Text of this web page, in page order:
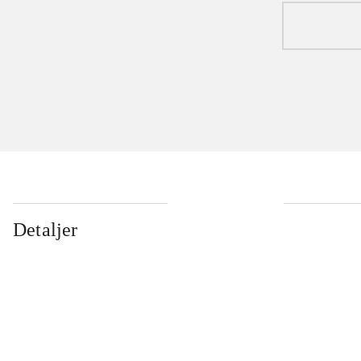
Detaljer